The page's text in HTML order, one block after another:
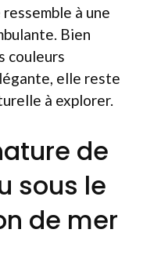
à une
Bien
couleurs
elle reste
à explorer.
de
sous le
de mer